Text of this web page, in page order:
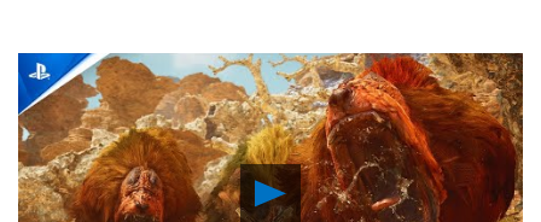
Play
Video